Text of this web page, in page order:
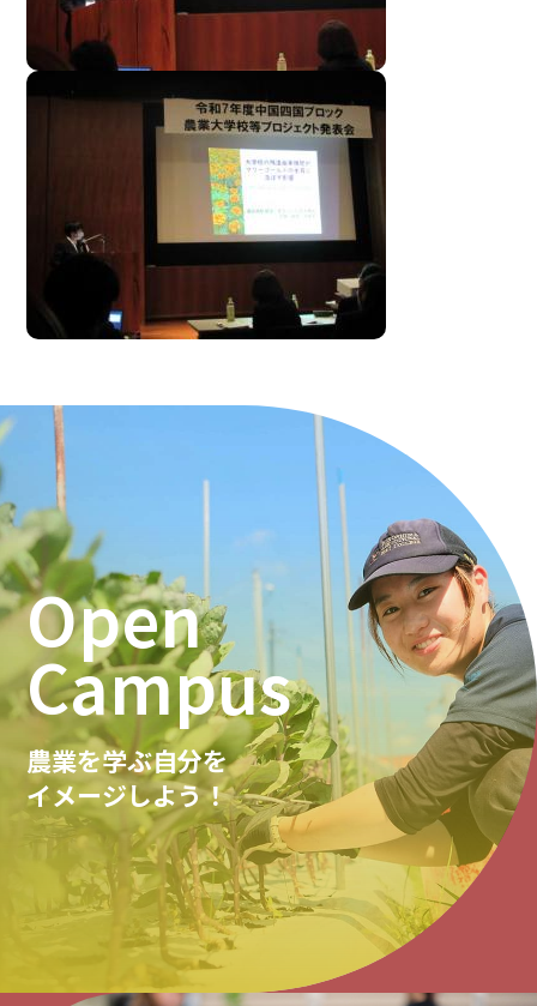
Open
Campus
農業を学ぶ自分を
イメージしよう！